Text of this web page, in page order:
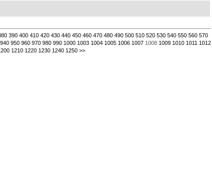
390 400 410 420 430 440 450 460 470 480 490 500 510 520 530 540 550 560 570
940 950 960 970 980 990 1000 1003 1004 1005 1006 10071008 1009 1010 1011 1012
1210 1220 1230 1240 1250 >>